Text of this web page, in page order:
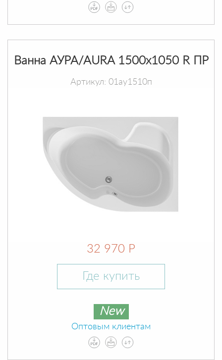
Ванна АУРА/AURA 1500х1050 R ПР
Артикул: 01ау1510п
32 970 Р
Где купить
New
Оптовым клиентам